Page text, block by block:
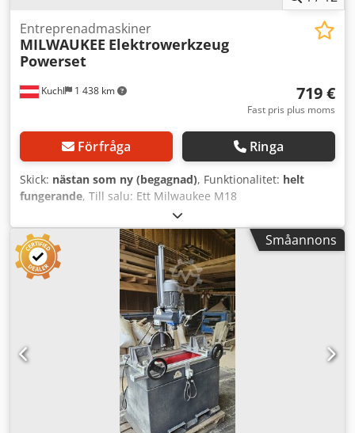
Kuchl 1 438 km
Entreprenadmaskiner
MILWAUKEE Elektrowerkzeug
Powerset
719 €
Fast pris plus moms
Förfråga Ringa
Skick: nästan som ny (begagnad), Funktionalitet: helt
fungerande, Till salu: Ett Milwaukee M18
demonstrationsset med full garanti. Credpowzlwkefx An Ejf
Power SET innehåller: Batteridriven slagborrskruvdragare
M18 FPD3-0X Batteridriven kompakt mutterdragare 1/2"
M18 FIW2F12-0X Batteridriven vinkelslip M18 FSAG125X-0X
Batteridriven handcirkelsåg M18 FCS552-0 Batteridriven
tigersåg M18 FSZ-0 LED-batteriarbetslampa M18 TLED-0
Småannons